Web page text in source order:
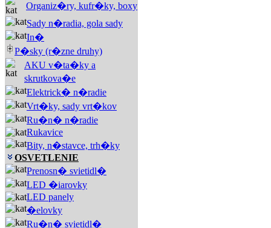
Organiz�ry, kufr�ky, boxy
Sady n�radia, gola sady
In�
P�sky (r�zne druhy)
AKU v�ta�ky a
skrutkova�e
Elektrick� n�radie
Vrt�ky, sady vrt�kov
Ru�n� n�radie
Rukavice
Bity, n�stavce, trh�ky
OSVETLENIE
Prenosn� svietidl�
LED �iarovky
LED panely
�elovky
Ru�n� svietidl�